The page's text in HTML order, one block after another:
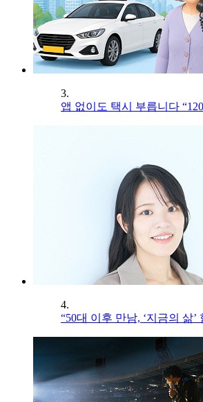
3.
앱 없이도 택시 부릅니다
4.
“50대 이후 만남, ‘지금의 삶